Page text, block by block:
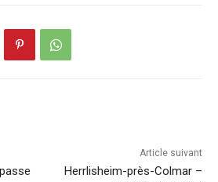
Article suivant
Herrlisheim-près-Colmar –